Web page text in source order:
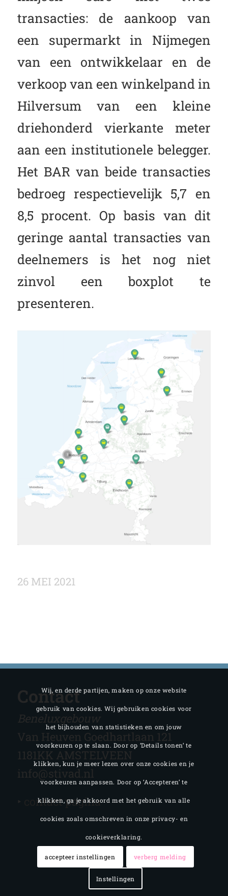
transacties: de aankoop van
een supermarkt in Nijmegen
van een ontwikkelaar en de
verkoop van een winkelpand in
Hilversum van een kleine
driehonderd vierkante meter
aan een institutionele belegger.
Het BAR van beide transacties
bedroeg respectievelijk 5,7 en
8,5 procent. Op basis van dit
geringe aantal transacties van
deelnemers is het nog niet
zinvol een boxplot te
presenteren.
26 MEI 2021
Contact
Beneluxgebouw
Van Heuven Goedhartlaan 121
1181KK AMSTELVEEN
info@stivad.nl
‣
contact pagina
Wij, en derde partijen, maken op onze website
gebruik van cookies. Wij gebruiken cookies voor
het bijhouden van statistieken en om jouw
voorkeuren op te slaan. Door op ‘Details tonen’ te
klikken, kun je meer lezen over onze cookies en je
voorkeuren aanpassen. Door op ‘Accepteren’ te
klikken, ga je akkoord met het gebruik van alle
cookies zoals omschreven in onze privacy- en
cookieverklaring.
accepteer instellingen verberg melding
Instellingen